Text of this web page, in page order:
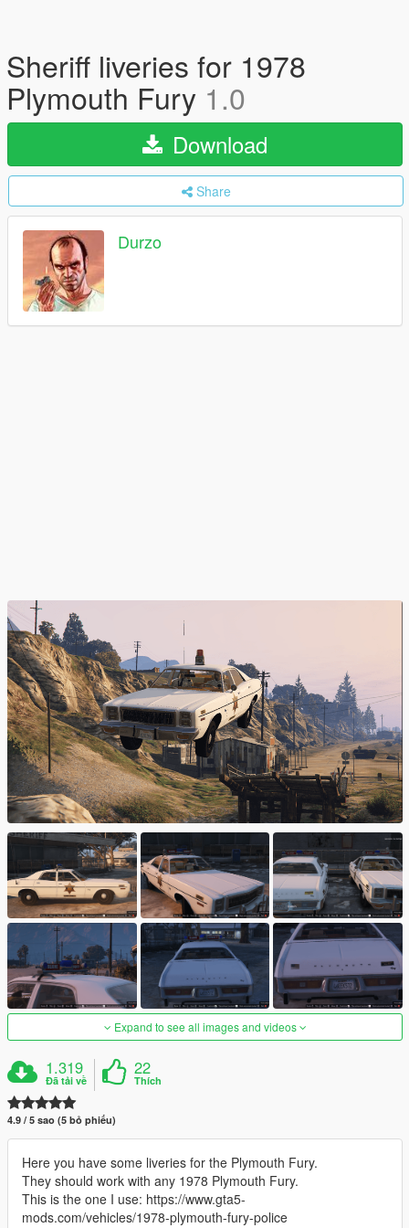
Sheriff liveries for 1978
Plymouth Fury 1.0
Download
Share
Durzo
Expand to see all images and videos
1.319
Đã tải về
22
Thích
4.9 / 5 sao (5 bỏ phiếu)
Here you have some liveries for the Plymouth Fury.
They should work with any 1978 Plymouth Fury.
This is the one I use: https://www.gta5-
mods.com/vehicles/1978-plymouth-fury-police